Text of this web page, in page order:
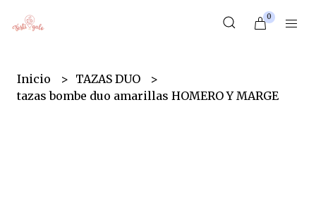
0
Inicio
TAZAS DUO
tazas bombe duo amarillas HOMERO Y MARGE